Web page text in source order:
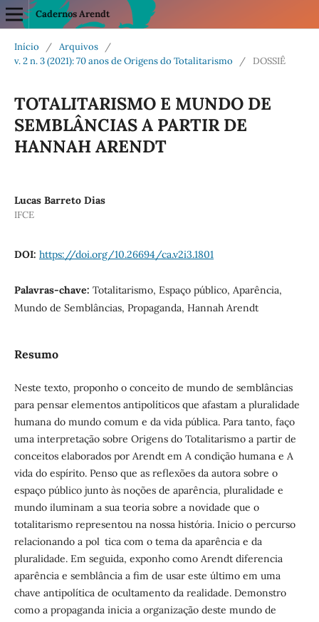
Cadernos Arendt
Início / Arquivos
/
v. 2 n. 3 (2021): 70 anos de Origens do Totalitarismo
/ DOSSIÊ
TOTALITARISMO E MUNDO DE
SEMBLÂNCIAS A PARTIR DE
HANNAH ARENDT
Lucas Barreto Dias
IFCE
DOI: https://doi.org/10.26694/ca.v2i3.1801
Palavras-chave: Totalitarismo, Espaço público, Aparência,
Mundo de Semblâncias, Propaganda, Hannah Arendt
Resumo
Neste texto, proponho o conceito de mundo de semblâncias
para pensar elementos antipolíticos que afastam a pluralidade
humana do mundo comum e da vida pública. Para tanto, faço
uma interpretação sobre Origens do Totalitarismo a partir de
conceitos elaborados por Arendt em A condição humana e A
vida do espírito. Penso que as reflexões da autora sobre o
espaço público junto às noções de aparência, pluralidade e
mundo iluminam a sua teoria sobre a novidade que o
totalitarismo representou na nossa história. Inicio o percurso
relacionando a pol tica com o tema da aparência e da
pluralidade. Em seguida, exponho como Arendt diferencia
aparência e semblância a fim de usar este último em uma
chave antipolítica de ocultamento da realidade. Demonstro
como a propaganda inicia a organização deste mundo de